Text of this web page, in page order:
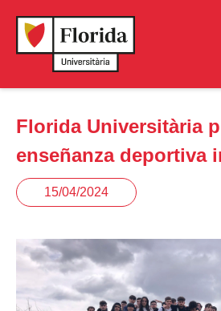
Florida Universitària
enseñanza deportiva
15/04/2024